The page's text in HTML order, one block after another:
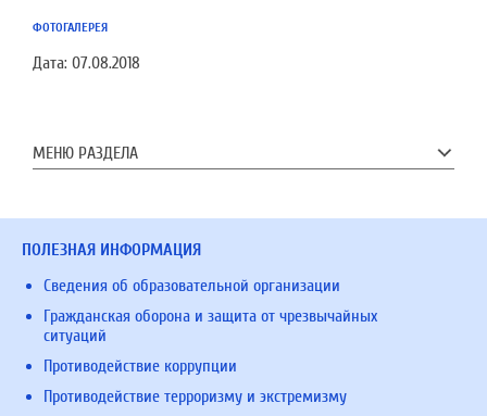
ФОТОГАЛЕРЕЯ
Дата: 07.08.2018
МЕНЮ РАЗДЕЛА
ПОЛЕЗНАЯ ИНФОРМАЦИЯ
Сведения об образовательной организации
Гражданская оборона и защита от чрезвычайных
ситуаций
Противодействие коррупции
Противодействие терроризму и экстремизму